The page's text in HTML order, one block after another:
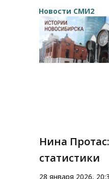
Новости СМИ2
Нина
статистики
28 января 2026,